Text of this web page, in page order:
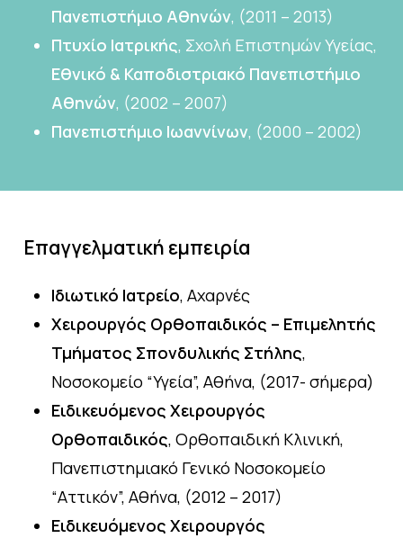
Πανεπιστήμιο Αθηνών, (2011 – 2013)
Πτυχίο Ιατρικής, Σχολή Επιστημών Υγείας,
Εθνικό & Καποδιστριακό Πανεπιστήμιο
Αθηνών, (2002 – 2007)
Πανεπιστήμιο Ιωαννίνων, (2000 – 2002)
Επαγγελματική εμπειρία
Ιδιωτικό Ιατρείο, Αχαρνές
Χειρουργός Ορθοπαιδικός – Επιμελητής
Τμήματος Σπονδυλικής Στήλης,
Νοσοκομείο “Υγεία”, Αθήνα, (2017- σήμερα)
Ειδικευόμενος Χειρουργός
Ορθοπαιδικός, Ορθοπαιδική Κλινική,
Πανεπιστημιακό Γενικό Νοσοκομείο
“Αττικόν”, Αθήνα, (2012 – 2017)
Ειδικευόμενος Χειρουργός